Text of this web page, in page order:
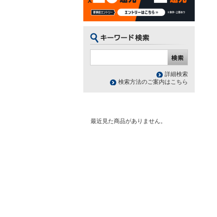
詳細検索
検索方法のご案内はこちら
最近見た商品がありません。